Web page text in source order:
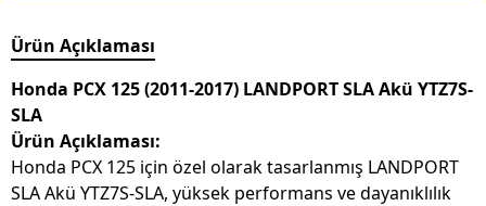
Ürün Açıklaması
Honda PCX 125 (2011-2017) LANDPORT SLA Akü YTZ7S-
SLA
Ürün Açıklaması:
Honda PCX 125 için özel olarak tasarlanmış LANDPORT
SLA Akü YTZ7S-SLA, yüksek performans ve dayanıklılık